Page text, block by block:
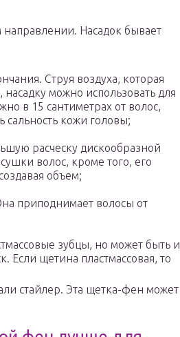
направлении. Насадок бывает
Струя воздуха, которая
можно использовать для
в 15 сантиметрах от волос,
кожи головы;
расческу дискообразной
волос, кроме того, его
объем;
приподнимает волосы от
зубцы, но может быть и
Если щетина пластмассовая, то
стайлер. Эта щетка-фен может